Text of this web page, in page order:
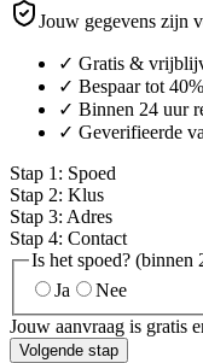
Jouw gegevens zijn
✓ Gratis &
✓ Bespaar tot
✓ Binnen 24 uur
✓ Geverifieerde
Stap 1 : Spoed
Stap 2: Klus
Stap 3: Adres
Stap 4: Contact
Is het spoed? (binnen
Ja
Nee
Jouw aanvraag is gratis
Volgende stap